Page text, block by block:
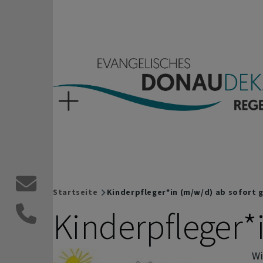
Evangelisches
Breadcrumb
Startseite Kinderpfleger*in (m/w/d) ab sofort
Kontaktformular